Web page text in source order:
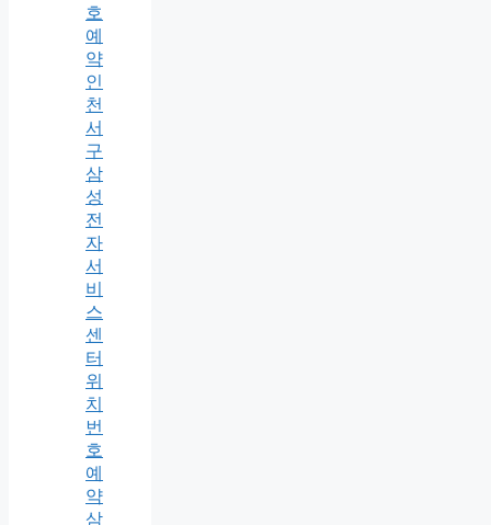
호
예
약
인
천
서
구
삼
성
전
자
서
비
스
센
터
위
치
번
호
예
약
삼